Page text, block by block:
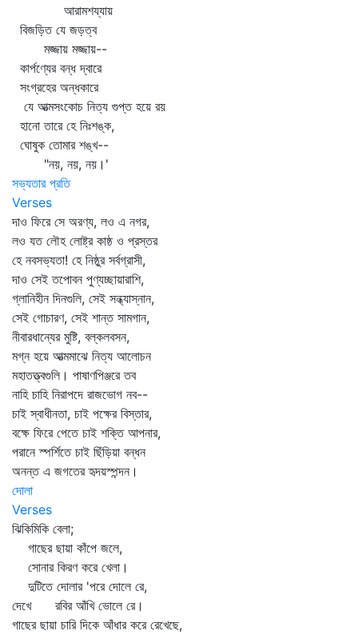
আরামশয্যায়
বিজড়িত যে জড়ত্ব
মজ্জায় মজ্জায়--
কার্পণ্যের বন্ধ দ্বারে
সংগ্রহের অন্ধকারে
যে আত্মসংকোচ নিত্য গুপ্ত হয়ে রয়
হানো তারে হে নিঃশঙ্ক,
ঘোষুক তোমার শঙ্খ--
"নয়, নয়, নয়।'
সভ্যতার প্রতি
Verses
দাও ফিরে সে অরণ্য, লও এ নগর,
লও যত লৌহ লোষ্ট্র কাষ্ঠ ও প্রস্তর
হে নবসভ্যতা! হে নিষ্ঠুর সর্বগ্রাসী,
দাও সেই তপোবন পুণ্যচ্ছায়ারাশি,
গ্লানিহীন দিনগুলি, সেই সন্ধ্যাস্নান,
সেই গোচারণ, সেই শান্ত সামগান,
নীবারধান্যের মুষ্টি, বল্কলবসন,
মগ্ন হয়ে আত্মমাঝে নিত্য আলোচন
মহাতত্ত্বগুলি। পাষাণপিঞ্জরে তব
নাহি চাহি নিরাপদে রাজভোগ নব--
চাই স্বাধীনতা, চাই পক্ষের বিস্তার,
বক্ষে ফিরে পেতে চাই শক্তি আপনার,
পরানে স্পর্শিতে চাই ছিঁড়িয়া বন্ধন
অনন্ত এ জগতের হৃদয়স্পন্দন।
দোলা
Verses
ঝিকিমিকি বেলা;
গাছের ছায়া কাঁপে জলে,
সোনার কিরণ করে খেলা।
দুটিতে দোলার 'পরে দোলে রে,
দেখে রবির আঁখি ভোলে রে।
গাছের ছায়া চারি দিকে আঁধার করে রেখেছে,